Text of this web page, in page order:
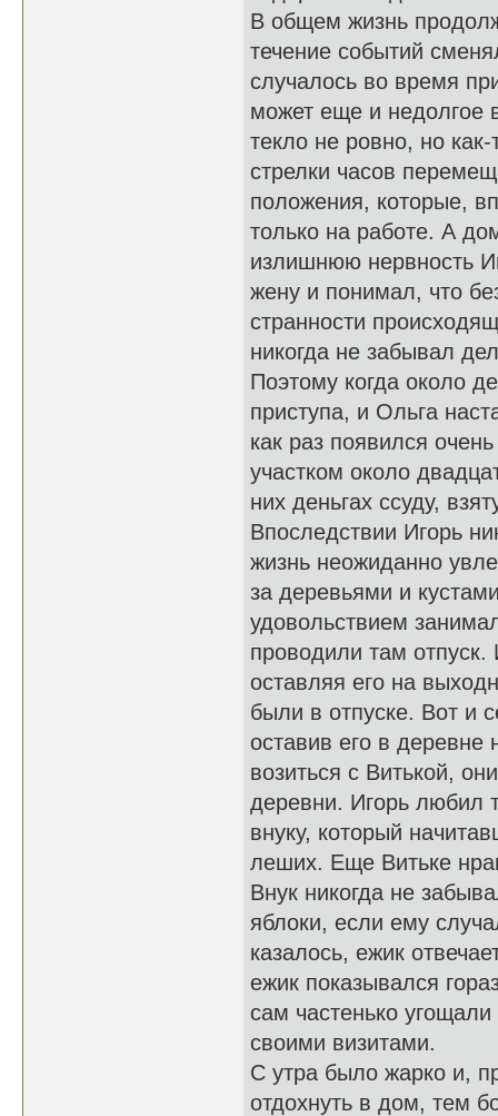
В общем жизнь
течение событий
случалось во время
может еще и недолгое
текло не ровно, но
стрелки часов
положения, которые,
только на работе. А
излишнюю нервность
жену и понимал, что
странности
никогда не забывал
Поэтому когда около
приступа, и Ольга
как раз появился
участком около
них деньгах ссуду,
Впоследствии Игорь
жизнь неожиданно
за деревьями и
удовольствием
проводили там
оставляя его на
были в отпуске. Вот и
оставив его в
возиться с Витькой,
деревни. Игорь любил
внуку, который
леших. Еще Витьке
Внук никогда не
яблоки, если ему
казалось, ежик
ежик показывался
сам частенько
своими визитами.
С утра было жарко и,
отдохнуть в дом, тем